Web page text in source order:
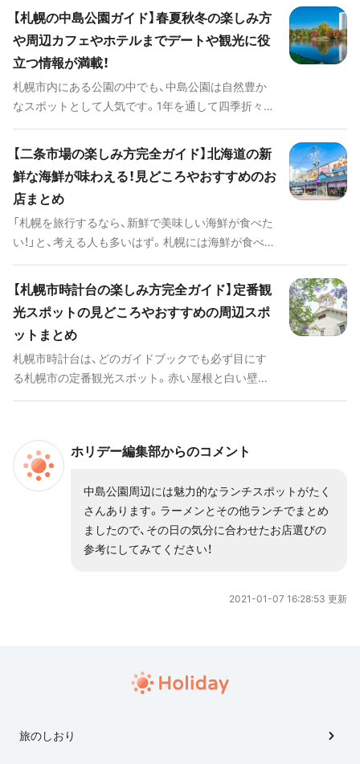
桜や紅葉など、四季折々の自然とアート作品が融合
した姿はまさに「1つの彫刻作品」だと言えるでしょ
う。この記事では、そんな一風変わったモエレ沼公園
の楽しみ方を解説していきます。
【札幌の中島公園ガイド】春夏秋冬の楽しみ方
や周辺カフェやホテルまでデートや観光に役
立つ情報が満載！
札幌市内にある公園の中でも、中島公園は自然豊か
なスポットとして人気です。1年を通して四季折々の
変わるのも中島公園の面白さでしょう。 今回は、そ
んな中島公園の見どころをたっぷりとお伝えしてい
きます。公園内の施設についても具体的に紹介しま
すので、ぜひ散策する際の参考にしてください。
### 人気のキーワード [keyword_link:中島公園 ラ
ンチ|https://haveagood.holiday/articles/1438]
ェ|https://haveagood.holiday/articles/1451]
[keyword_link:中島公園 ホテ
ル|https://haveagood.holiday/articles/1452]
[keyword_link:中島公園 駐車
場|https://haveagood.holiday/articles/1455]
[keyword_link:中島公園 テイクアウ
【二条市場の楽しみ方完全ガイド】北海道の新
鮮な海鮮が味わえる！見どころやおすすめのお
店まとめ
「札幌を旅行するなら、新鮮で美味しい海鮮が食べた
い！」と、考える人も多いはず。札幌には海鮮が食べら
囲気抜群の市場で食事をしてはいかがでしょうか。
札幌の中心地にある二条市場では、獲れたての新鮮
な海鮮がその場で食べられるのです。 今回の記事で
は、美味しい海鮮が食べたい人に向けて二条市場の
楽しみ方を解説します。おすすめの飲食店も紹介し
ますので、ぜひ朝食やランチの参考にしてください。
【札幌市時計台の楽しみ方完全ガイド】定番観
光スポットの見どころやおすすめの周辺スポ
ットまとめ
札幌市時計台は、どのガイドブックでも必ず目にす
る札幌市の定番観光スポット。赤い屋根と白い壁が
記念撮影スポットも盛りだくさんのため、家族や友
人たちと楽しむにはピッタリのスポットでしょう。
今回の記事では、そんな札幌市時計台の見どころを
徹底解説していきます。
ホリデー編集部からのコメント
中島公園周辺には魅力的なランチスポットがたく
さんあります。ラーメンとその他ランチでまとめ
ましたので、その日の気分に合わせたお店選びの
参考にしてみてください！
2021-01-07 16:28:53 更新
旅のしおり